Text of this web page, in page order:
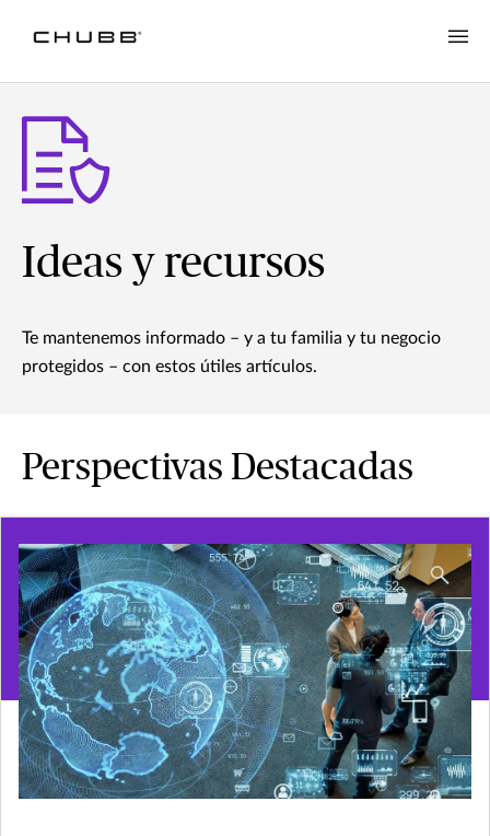
Ideas y recursos
Te mantenemos informado – y a tu familia y tu negocio
protegidos – con estos útiles artículos.
Perspectivas Destacadas